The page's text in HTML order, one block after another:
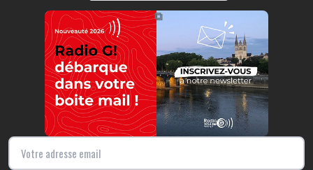
https://radio-g.fr?11660
⧉